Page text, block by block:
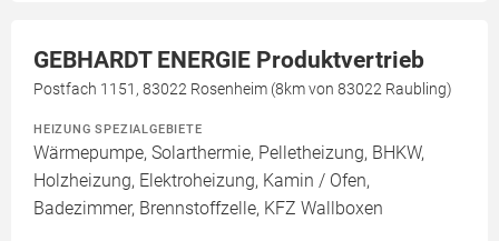
GEBHARDT ENERGIE Produktvertrieb
Postfach 1151, 83022 Rosenheim (8km von 83022 Raubling)
HEIZUNG SPEZIALGEBIETE
Wärmepumpe, Solarthermie, Pelletheizung, BHKW,
Holzheizung, Elektroheizung, Kamin / Ofen,
Badezimmer, Brennstoffzelle, KFZ Wallboxen